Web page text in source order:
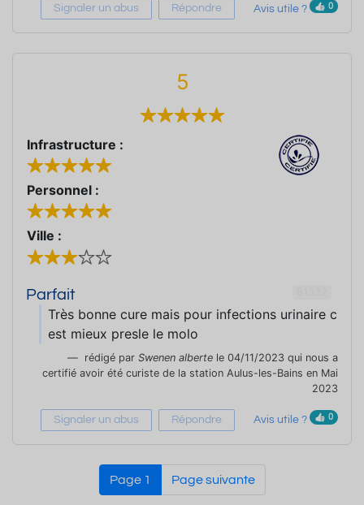
Signaler un abus Répondre Avis utile ? 0
5
Infrastructure :
Personnel :
Ville :
Parfait
Très bonne cure mais pour infections urinaire c
est mieux presle le molo
rédigé par Swenen alberte le 04/11/2023 qui nous a
certifié avoir été curiste de la station Aulus-les-Bains en Mai
2023
Signaler un abus Répondre Avis utile ? 0
Page 1 Page suivante